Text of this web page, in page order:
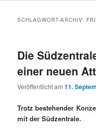
SCHLAGWORT-ARCHIV:
Die
einer neuen
Veröffentlicht am11.
Trotz bestehender
mit der Südzentrale.